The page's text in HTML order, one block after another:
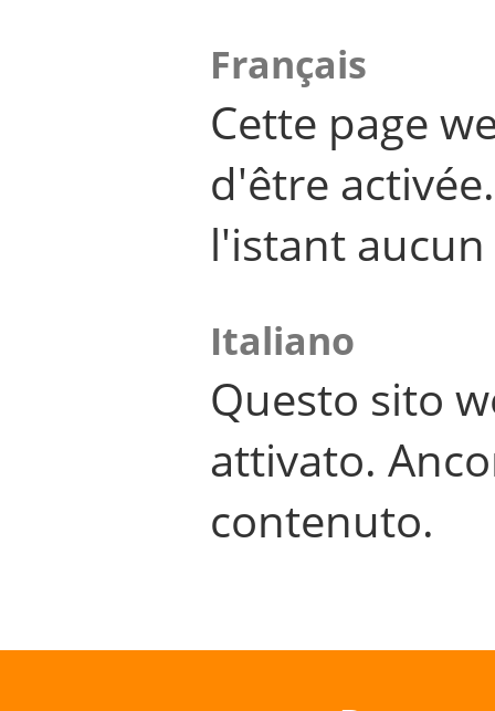
Français
Cette page
d'être
l'istant
Italiano
Questo sito
attivato.
contenuto.